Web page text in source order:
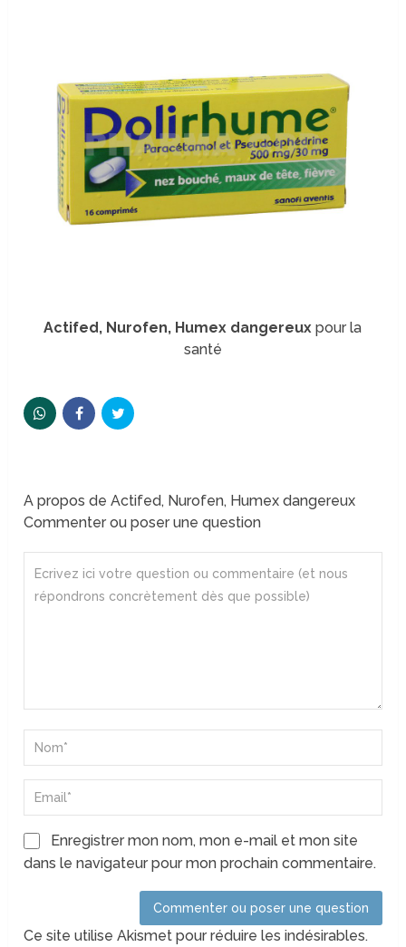
Actifed, Nurofen, Humex dangereux pour la
santé
A propos de Actifed, Nurofen, Humex dangereux
Commenter ou poser une question
Enregistrer mon nom, mon e-mail et mon site
dans le navigateur pour mon prochain commentaire.
Ce site utilise Akismet pour réduire les indésirables.